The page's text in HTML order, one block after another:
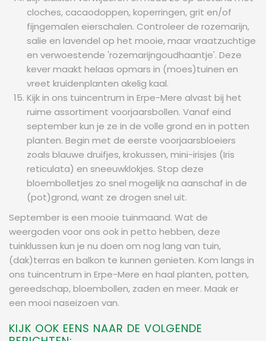
cloches, cacaodoppen, koperringen, grit en/of
fijngemalen eierschalen. Controleer de rozemarijn,
salie en lavendel op het mooie, maar vraatzuchtige
en verwoestende 'rozemarijngoudhaantje'. Deze
kever maakt helaas opmars in (moes)tuinen en
vreet kruidenplanten akelig kaal.
Kijk in ons tuincentrum in Erpe-Mere alvast bij het
ruime assortiment voorjaarsbollen. Vanaf eind
september kun je ze in de volle grond en in potten
planten. Begin met de eerste voorjaarsbloeiers
zoals blauwe druifjes, krokussen, mini-irisjes (Iris
reticulata) en sneeuwklokjes. Stop deze
bloembolletjes zo snel mogelijk na aanschaf in de
(pot)grond, want ze drogen snel uit.
September is een mooie tuinmaand. Wat de
weergoden voor ons ook in petto hebben, deze
tuinklussen kun je nu doen om nog lang van tuin,
(dak)terras en balkon te kunnen genieten. Kom langs in
ons tuincentrum in Erpe-Mere en haal planten, potten,
gereedschap, bloembollen, zaden en meer. Maak er
een mooi naseizoen van.
KIJK OOK EENS NAAR DE VOLGENDE